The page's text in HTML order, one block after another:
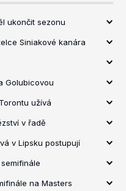
ukončit sezonu
Siniakové kanára
Golubicovou
užívá
v řadě
v Lipsku postupují
na Masters